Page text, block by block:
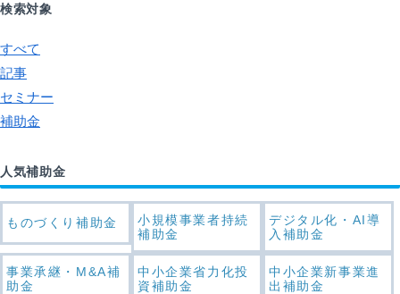
検索対象
すべて
記事
セミナー
補助金
人気補助金
ものづくり補助金
小規模事業者持続
補助金
デジタル化・AI導
入補助金
事業承継・M&A補
助金
中小企業省力化投
資補助金
中小企業新事業進
出補助金